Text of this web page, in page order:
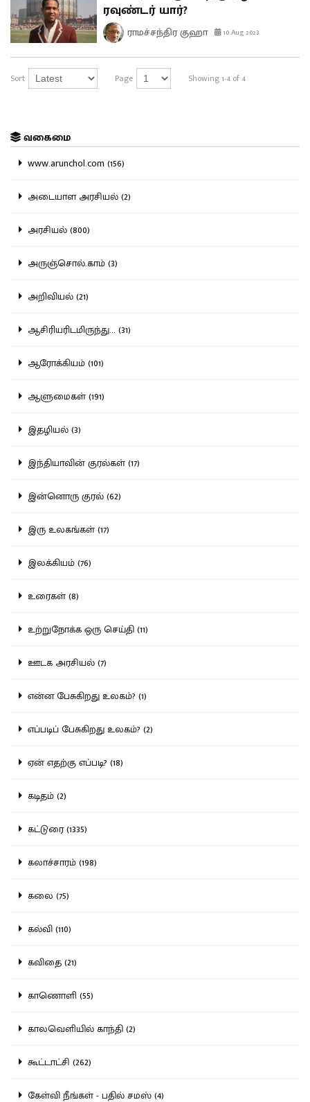
ரவுண்டர் யார்?
ராமச்சந்திர குஹா 10 Aug 2023
Sort Page Showing 1-4 of 4
வகைமை
www.arunchol.com (156)
அடையாள அரசியல் (2)
அரசியல் (800)
அருஞ்சொல்.காம் (3)
அறிவியல் (21)
ஆசிரியரிடமிருந்து... (31)
ஆரோக்கியம் (101)
ஆளுமைகள் (191)
இதழியல் (3)
இந்தியாவின் குரல்கள் (17)
இன்னொரு குரல் (62)
இரு உலகங்கள் (17)
இலக்கியம் (76)
உரைகள் (8)
உற்றுநோக்க ஒரு செய்தி (11)
ஊடக அரசியல் (7)
என்ன பேசுகிறது உலகம்? (1)
எப்படிப் பேசுகிறது உலகம்? (2)
ஏன் எதற்கு எப்படி? (18)
கடிதம் (2)
கட்டுரை (1335)
கலாச்சாரம் (198)
கலை (75)
கல்வி (110)
கவிதை (21)
காணொளி (55)
காலவெளியில் காந்தி (2)
கூட்டாட்சி (262)
கேள்வி நீங்கள் - பதில் சமஸ் (4)